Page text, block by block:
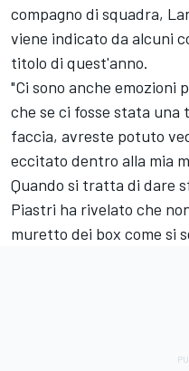
compagno di squadra,
viene indicato da alcuni
titolo di quest'anno.
"Ci sono anche emozioni
che se ci fosse stata una
faccia, avreste potuto
eccitato dentro alla mia
Quando si tratta di dare
Piastri ha rivelato che
muretto dei box come si